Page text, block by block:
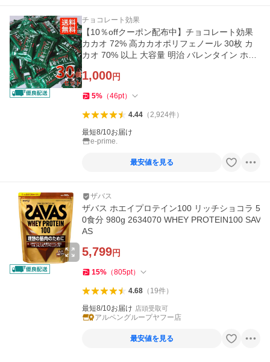
チョコレート効果
【10％offクーポン配布中】チョコレート効果
カカオ 72% 高カカオポリフェノール 30枚 カ
カオ 70% 以上 大容量 明治 バレンタイン ホワ
1,000円
5% （46pt）
4.44（2,924件）
最短8/10お届け
e-prime.
最安値を見る
ザバス
ザバス ホエイプロテイン100 リッチショコラ 5
0食分 980g 2634070 WHEY PROTEIN100 SAV
AS
5,799円
15% （805pt）
4.68（ 19件）
最短8/10お届け 店頭受取可
アルペングループヤフー店
最安値を見る